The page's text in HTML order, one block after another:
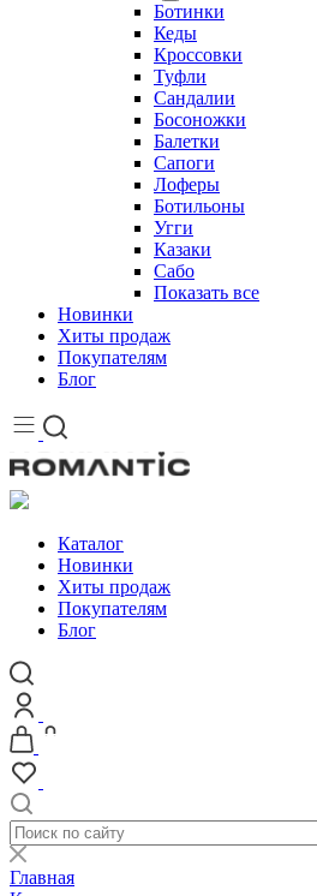
Ботинки
Кеды
Кроссовки
Туфли
Сандалии
Босоножки
Балетки
Сапоги
Лоферы
Ботильоны
Угги
Казаки
Сабо
Показать все
Новинки
Хиты продаж
Покупателям
Блог
Каталог
Новинки
Хиты продаж
Покупателям
Блог
Главная